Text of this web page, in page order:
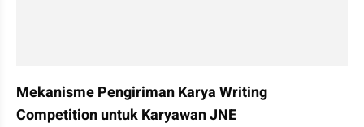
Mekanisme Pengiriman Karya Writing
Competition untuk Karyawan JNE